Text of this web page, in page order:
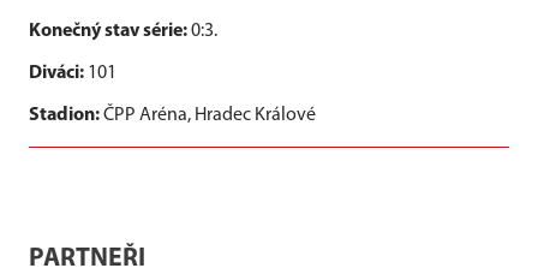
Konečný stav série:0:3.
Diváci: 101
Stadion:ČPP Aréna, Hradec Králové
PARTNEŘI